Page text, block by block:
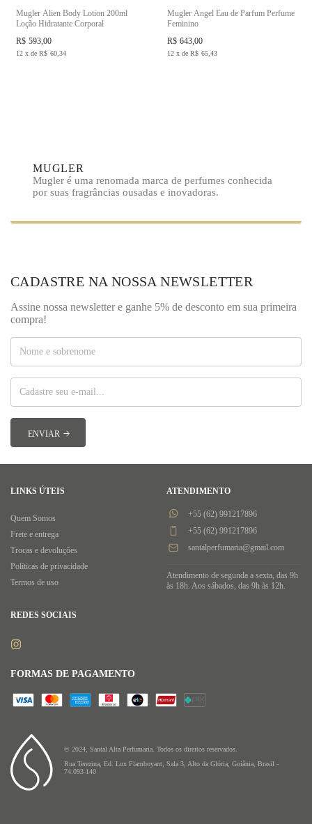
Mugler Alien Body Lotion 200ml
Loção Hidratante Corporal
R$ 593,00
12 x de R$ 60,34
Mugler Angel Eau de Parfum Perfume
Feminino
R$ 643,00
12 x de R$ 65,43
MUGLER
Mugler é uma renomada marca de perfumes conhecida
por suas fragrâncias ousadas e inovadoras.
CADASTRE NA NOSSA NEWSLETTER
Assine nossa newsletter e ganhe 5% de desconto em sua primeira
compra!
© 2024, Santal Alta Perfumaria. Todos os direitos reservados.
Rua Terezina, Ed. Lux Flamboyant, Sala 3, Alto da Glória, Goiânia, Brasil -
74.093-140
LINKS ÚTEIS
Quem Somos
Frete e entrega
Trocas e devoluções
Políticas de privacidade
Termos de uso
ATENDIMENTO
+55 (62) 991217896
+55 (62) 991217896
santalperfumaria@gmail.com
Atendimento de segunda a sexta, das 9h
às 18h. Aos sábados, das 9h às 12h.
REDES SOCIAIS
FORMAS DE PAGAMENTO